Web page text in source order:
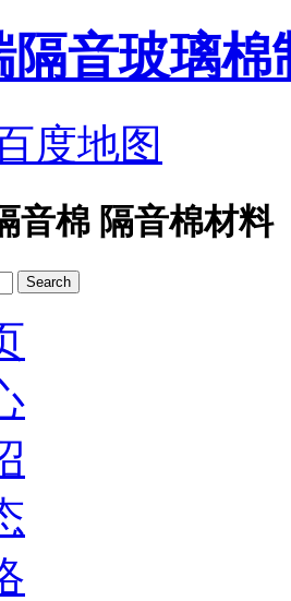
隔音玻璃棉
度地图
音棉 隔音棉材料